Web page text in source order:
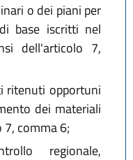
o dei piani per
base iscritti nel
dell'articolo 7,
ritenuti opportuni
dei materiali
7, comma 6;
regionale,